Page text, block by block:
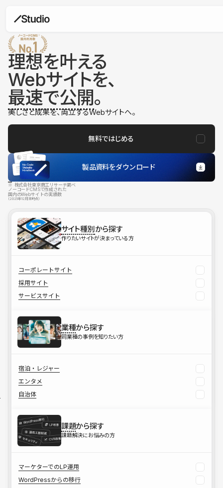
理想を叶える
Webサイトを、
最速で公開。
美しさと成果を、両立するWebサイトへ。
無料ではじめる
製品資料をダウンロード
※ 株式会社東京商工リサーチ調べ
ノーコードCMSで作成された
国内のWebサイトの実績数
（2025年12月末時点）
サイト種別から探す
作りたいサイトが決まっている方
コーポレートサイト
採用サイト
サービスサイト
業種から探す
同業種の事例を知りたい方
宿泊・レジャー
エンタメ
自治体
課題から探す
課題解決にお悩みの方
マーケターでのLP運用
WordPressからの移行